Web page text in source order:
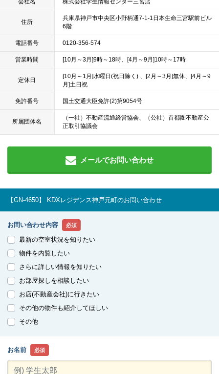
住所
兵庫県神戸市中央区小野柄通7-1-1日本生命三宮駅前ビル
6階
電話番号 0120-356-574
営業時間 [10月～3月]9時～18時、[4月～9月]10時～17時
定休日
[10月～1月]水曜日(祝日除く) 、[2月～3月]無休、[4月～9
月]土日祝
免許番号 国土交通大臣免許(2)第9054号
所属団体名
（一社）不動産流通経営協会、（公社）首都圏不動産公
正取引協議会
メールでお問い合わせ
【GN-4650】 KDXレジデンス神戸元町のお問い合わせ
お問い合わせ内容 必須
最新の空室状況を知りたい
物件を内覧したい
さらに詳しい情報を知りたい
お部屋探しを相談したい
お店(不動産会社)に行きたい
その他の物件も紹介してほしい
その他
お名前 必須